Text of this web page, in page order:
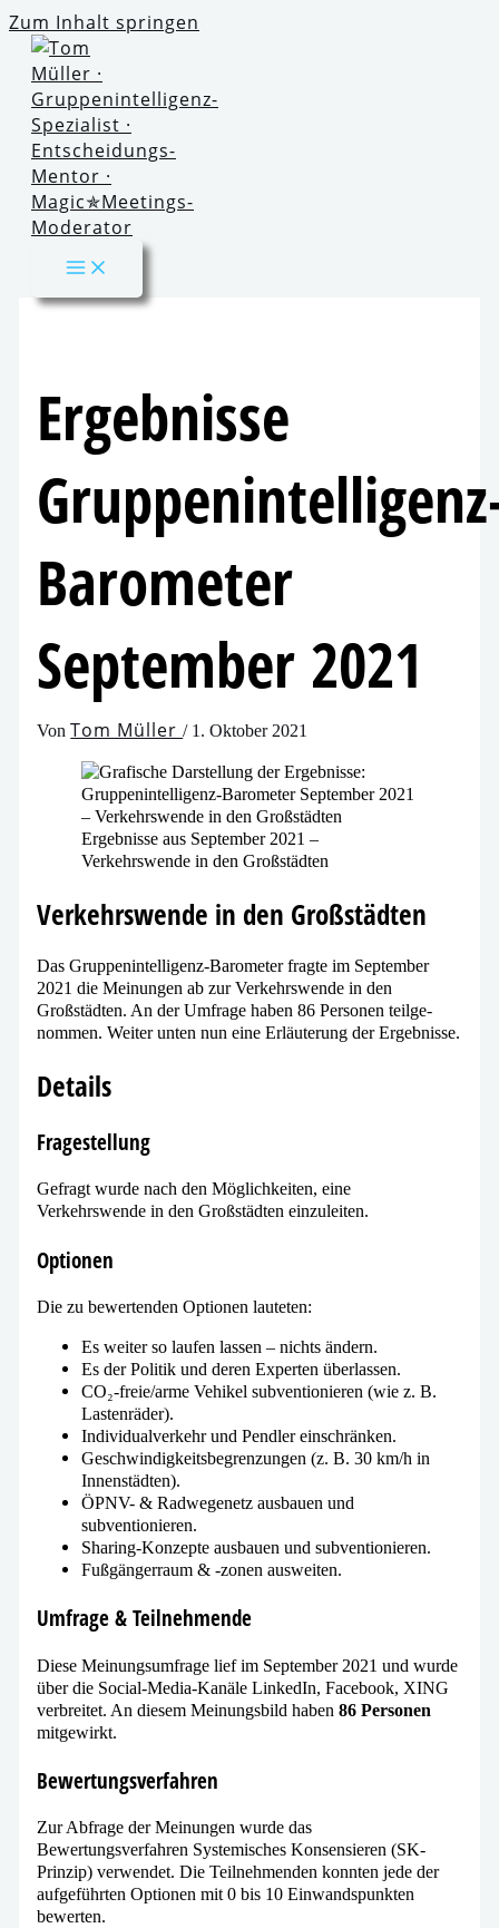
Zum Inhalt springen
Ergebnisse
Barometer
September 2021
VonTom Müller/ 1. Oktober 2021
Ergebnisse aus September 2021 –
Verkehrswende in den Großstädten
Verkehrswende in den Großstädten
Das Gruppenintelligenz-Barometer frag­te im September
2021 die Meinungen ab zur Verkehrswende in den
Großstädten. An der Umfrage haben 86 Personen teil­ge­
nom­men. Weiter unten nun eine Erläuterung der Ergebnisse.
Details
Fragestellung
Gefragt wur­de nach den Möglichkeiten, eine
Verkehrswende in den Großstädten einzuleiten.
Optionen
Die zu bewer­ten­den Optionen lauteten:
Es wei­ter so lau­fen las­sen – nichts ändern.
Es der Politik und deren Experten überlassen.
CO₂-frei­e/ar­me Vehikel sub­ven­tio­nie­ren (wie z. B.
Lastenräder).
Individualverkehr und Pendler einschränken.
Geschwindigkeitsbegrenzungen (z. B. 30 km/​h in
Innenstädten).
ÖPNV- & Radwegenetz aus­bau­en und
subventionieren.
Sharing-Konzepte aus­bau­en und subventionieren.
Fußgängerraum & ‑zonen ausweiten.
Umfrage & Teilnehmende
Diese Meinungsumfrage lief im September 2021 und wur­de
über die Social-Media-Kanäle LinkedIn, Facebook, XING
ver­brei­tet. An die­sem Meinungsbild haben86 Personen
mitgewirkt.
Bewertungsverfahren
Zur Abfrage der Meinungen wur­de das
Bewertungsverfahren Systemisches Konsensieren (SK-
Prinzip) ver­wen­det. Die Teilnehmenden konn­ten jede der
auf­ge­führ­ten Optionen mit 0 bis 10 Einwandspunkten
bewerten.